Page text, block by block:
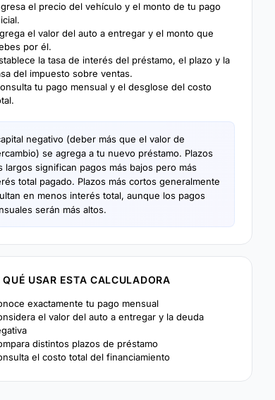
el precio del vehículo y el monto de tu pago
el valor del auto a entregar y el monto que
por él.
la tasa de interés del préstamo, el plazo y la
del impuesto sobre ventas.
tu pago mensual y el desglose del costo
negativo (deber más que el valor de
se agrega a tu nuevo préstamo. Plazos
largos significan pagos más bajos pero más
total pagado. Plazos más cortos generalmente
en menos interés total, aunque los pagos
serán más altos.
QUÉ USAR ESTA CALCULADORA
exactamente tu pago mensual
el valor del auto a entregar y la deuda
distintos plazos de préstamo
el costo total del financiamiento